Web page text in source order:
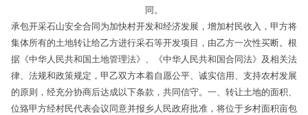
同。
承包开采石山安全合同为加快村开发和经济发展，增加村民收入，甲方将
集体所有的土地转让给乙方进行采石等开发项目，由乙方一次性买断。根
据《中华人民共和国土地管理法》、《中华人民共和国合同法》及相关法
律、法规和政策规定，甲乙双方本着自愿公平、诚实信用、支持农村发展
的原则，经充分协商后达成以下条款，共同信守。一、转让土地的面积、
位臵甲方经村民代表会议同意并报乡人民政府批准，将位于乡村面积亩包